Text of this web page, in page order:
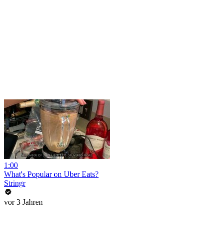
1:00
What's Popular on Uber Eats?
Stringr
vor 3 Jahren